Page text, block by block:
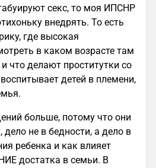
секс, то моя ИПСНР
внедрять. То есть
где высокая
в каком возрасте там
что делают проститутки со
детей в племени,
больше, потому что они
не в бедности, а дело в
ребенка и как влияет
достатка в семьи. В